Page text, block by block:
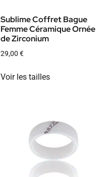
Sublime Coffret Bague
Femme Céramique Ornée
de Zirconium
29,00 €
Voir les tailles